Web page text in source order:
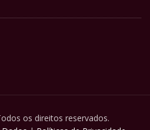
os direitos reservados.